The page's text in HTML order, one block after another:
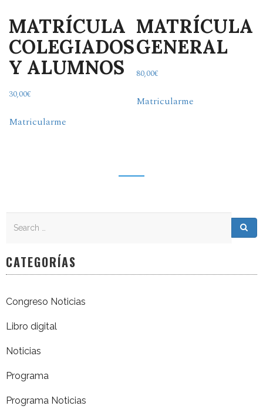
MATRÍCULA
COLEGIADOS
Y ALUMNOS
30,00€
Matricularme
MATRÍCULA
GENERAL
80,00€
Matricularme
CATEGORÍAS
Congreso Noticias
Libro digital
Noticias
Programa
Programa Noticias